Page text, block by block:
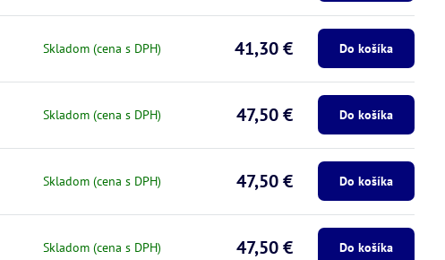
Skladom (cena s DPH) 41,30 € Do košíka
Skladom (cena s DPH) 47,50 € Do košíka
Skladom (cena s DPH) 47,50 € Do košíka
Skladom (cena s DPH) 47,50 € Do košíka